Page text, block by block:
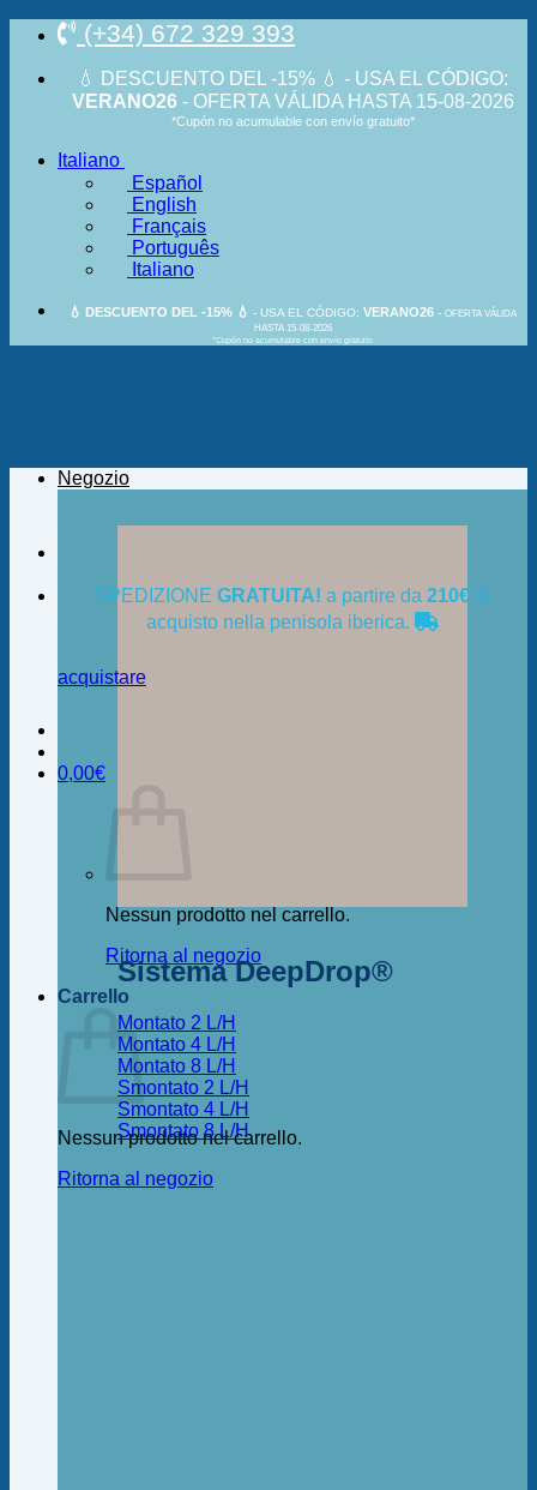
contenuti
(+34) 672 329 393
💧 DESCUENTO DEL -15% 💧 - USA EL CÓDIGO:
VERANO26- OFERTA VÁLIDA HASTA 15-08-2026
*Cupón no acumulable con envío gratuito*
Italiano
Español
English
Français
Português
Italiano
💧 DESCUENTO DEL -15% 💧 - USA EL CÓDIGO: VERANO26 - OFERTA VÁLIDA
HASTA 15-08-2026
*Cupón no acumulable con envío gratuito
SPEDIZIONE GRATUITA! a partire da 210€ di
acquisto nella penisola iberica.
acquistare
0,00€
Nessun prodotto nel carrello.
Ritorna al negozio
Carrello
Nessun prodotto nel carrello.
Ritorna al negozio
Negozio
Sistema DeepDrop®
Montato 2 L/H
Montato 4 L/H
Montato 8 L/H
Smontato 2 L/H
Smontato 4 L/H
Smontato 8 L/H